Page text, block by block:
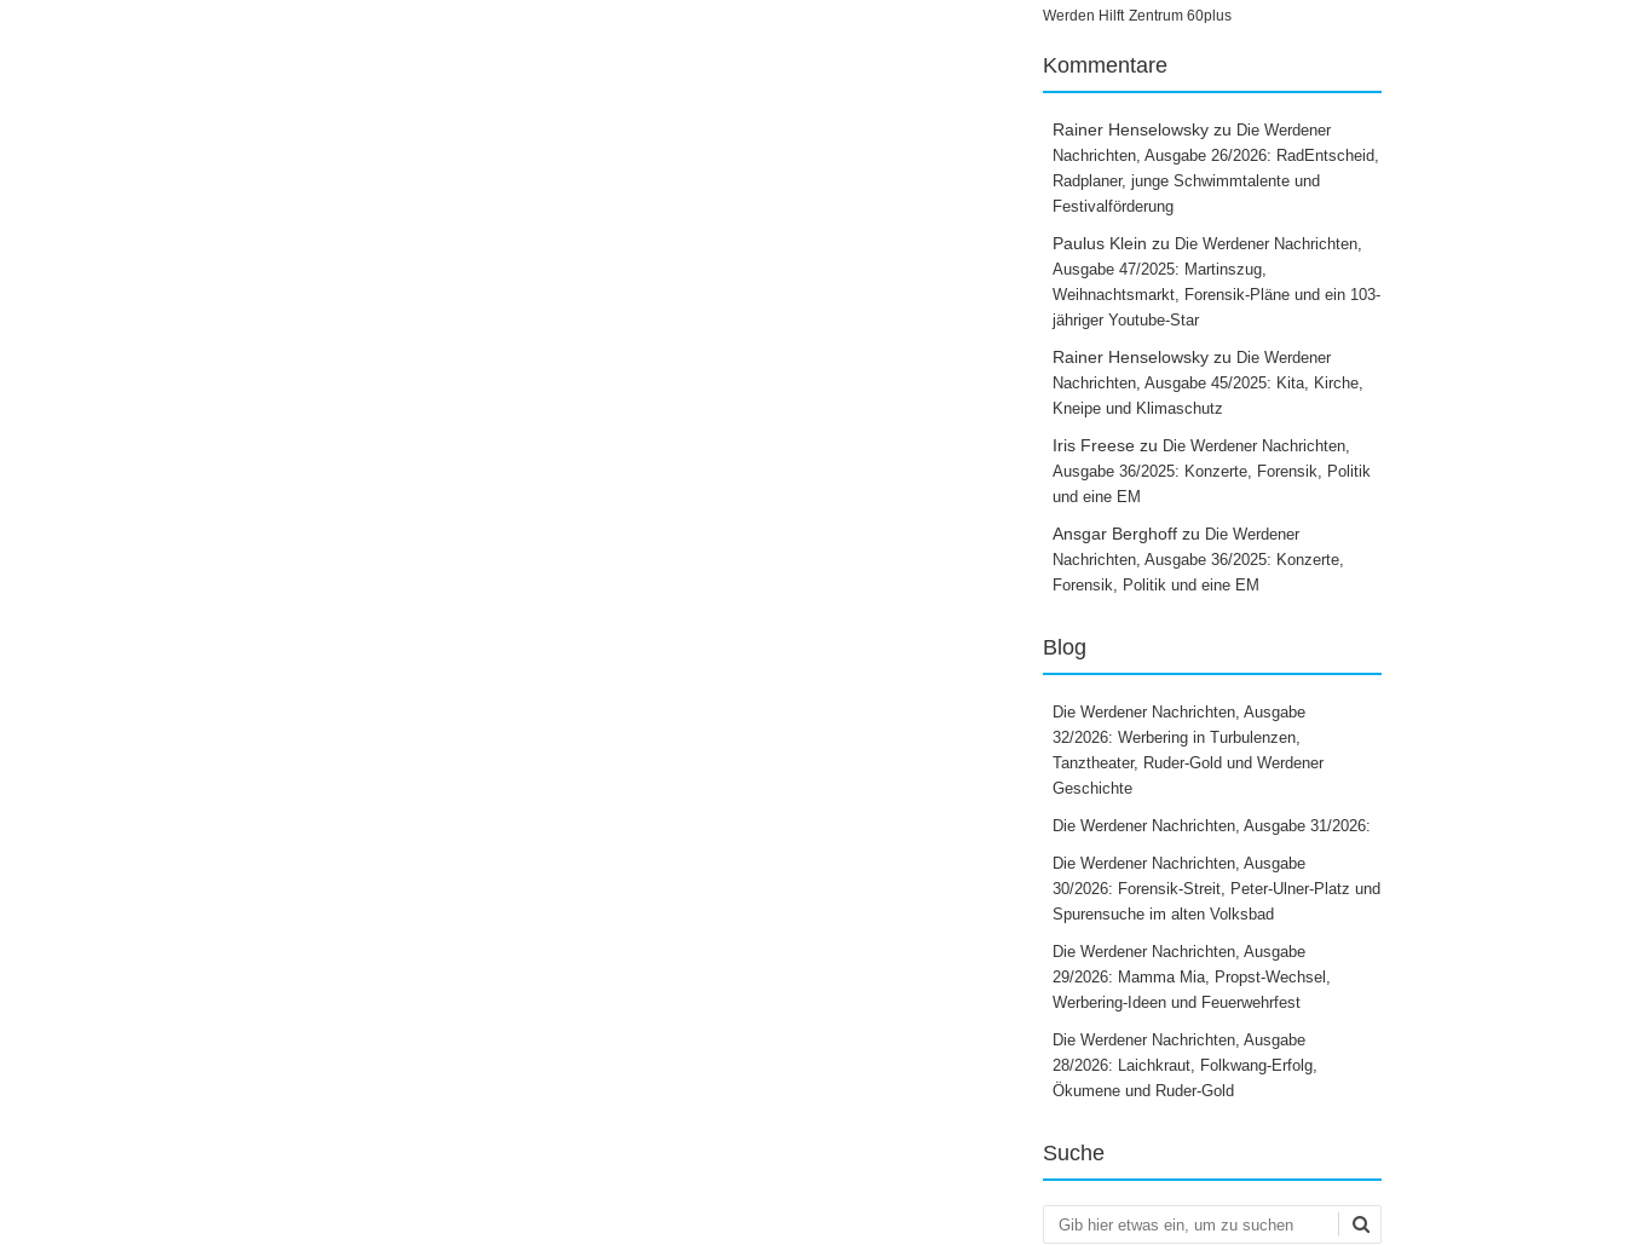
Werden Hilft Zentrum 60plus
Kommentare
Rainer Henselowsky zu Die Werdener
Nachrichten, Ausgabe 26/2026: RadEntscheid,
Radplaner, junge Schwimmtalente und
Festivalförderung
Paulus Klein zu Die Werdener Nachrichten,
Ausgabe 47/2025: Martinszug,
Weihnachtsmarkt, Forensik-Pläne und ein 103-
jähriger Youtube-Star
Rainer Henselowsky zu Die Werdener
Nachrichten, Ausgabe 45/2025: Kita, Kirche,
Kneipe und Klimaschutz
Iris Freese zu Die Werdener Nachrichten,
Ausgabe 36/2025: Konzerte, Forensik, Politik
und eine EM
Ansgar Berghoff zu Die Werdener
Nachrichten, Ausgabe 36/2025: Konzerte,
Forensik, Politik und eine EM
Blog
Die Werdener Nachrichten, Ausgabe
32/2026: Werbering in Turbulenzen,
Tanztheater, Ruder-Gold und Werdener
Geschichte
Die Werdener Nachrichten, Ausgabe 31/2026:
Die Werdener Nachrichten, Ausgabe
30/2026: Forensik-Streit, Peter-Ulner-Platz und
Spurensuche im alten Volksbad
Die Werdener Nachrichten, Ausgabe
29/2026: Mamma Mia, Propst-Wechsel,
Werbering-Ideen und Feuerwehrfest
Die Werdener Nachrichten, Ausgabe
28/2026: Laichkraut, Folkwang-Erfolg,
Ökumene und Ruder-Gold
Suche
Suchen